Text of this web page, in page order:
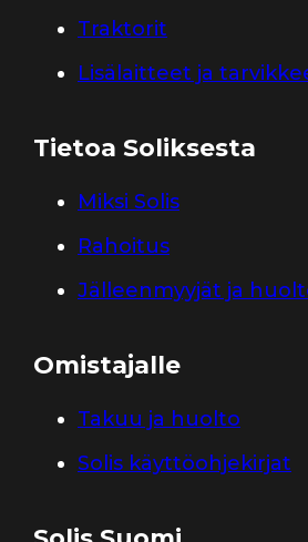
Traktorit
Lisälaitteet ja
Tietoa Soliksesta
Miksi Solis
Rahoitus
Jälleenmyyjät ja
Omistajalle
Takuu ja huolto
Solis käyttöohjekirjat